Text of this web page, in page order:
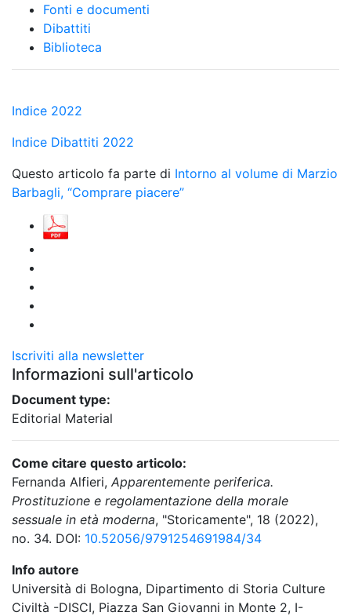
Fonti e documenti
Dibattiti
Biblioteca
Indice 2022
Indice Dibattiti 2022
Questo articolo fa parte di Intorno al volume di Marzio
Barbagli, “Comprare piacere”
Iscriviti alla newsletter
Informazioni sull'articolo
Document type:
Editorial Material
Come citare questo articolo:
Fernanda Alfieri, Apparentemente periferica.
Prostituzione e regolamentazione della morale
sessuale in età moderna, "Storicamente", 18 (2022),
no. 34. DOI: 10.52056/9791254691984/34
Info autore
Università di Bologna, Dipartimento di Storia Culture
Civiltà -DISCI, Piazza San Giovanni in Monte 2, I-